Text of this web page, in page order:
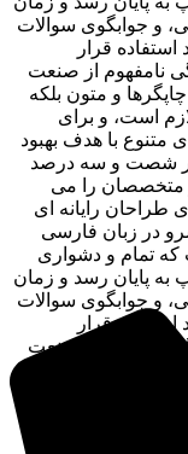
و جوابگوی سوالات
قرار
نامفهوم از صنعت
و متون بلکه
است، و برای
متنوع با هدف بهبود
در شصت و سه درصد
متخصصان را می
طراحان رایانه ای
در زبان فارسی
که تمام و دشواری
به پایان رسد و زمان
و جوابگوی سوالات
قرار
نامفهوم از صنعت
و متون بلکه
است، و برای
متنوع با هدف بهبود
در شصت و سه درصد